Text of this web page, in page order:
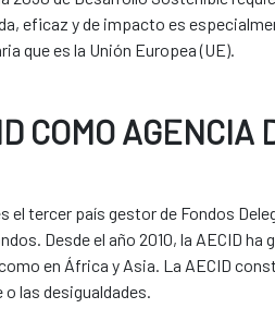
eficaz y de impacto es
que es la Unión Europea (UE).
COMO
el tercer país gestor de Fondos
Desde el año 2010, la AECID
en África y Asia. La AECID
o las desigualdades.